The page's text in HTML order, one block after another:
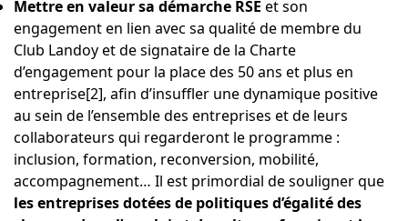
Mettre en valeur sa démarche RSE et son
engagement en lien avec sa qualité de membre du
Club Landoyet de signataire de la Charte
d’engagement pour la place des 50 ans et plus en
entreprise[2], afin d’insuffler une dynamique positive
au sein de l’ensemble des entreprises et de leurs
collaborateurs qui regarderont le programme :
inclusion, formation, reconversion, mobilité,
accompagnement… Il est primordial de souligner que
les entreprises dotées de politiques d’égalité des